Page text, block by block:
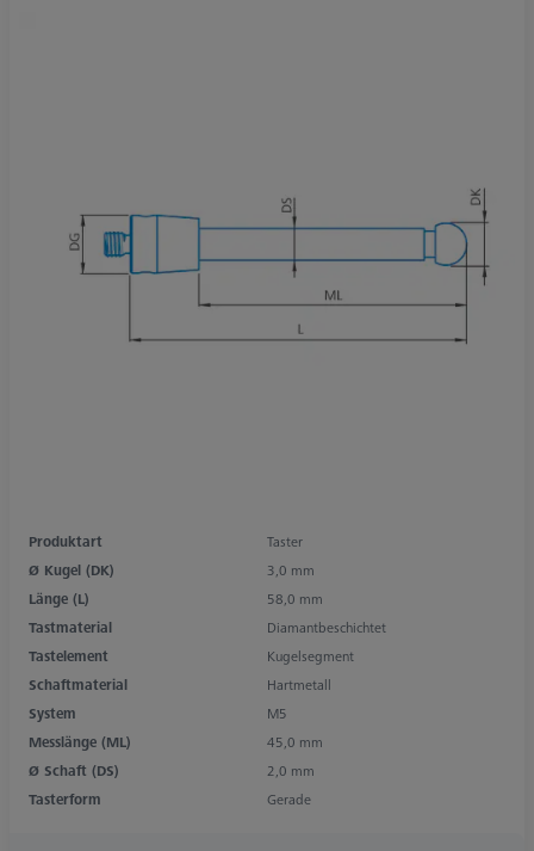
Produktart
Taster
Ø Kugel (DK)
3,0 mm
Länge (L)
58,0 mm
Tastmaterial
Diamantbeschichtet
Tastelement
Kugelsegment
Schaftmaterial
Hartmetall
System
M5
Messlänge (ML)
45,0 mm
Ø Schaft (DS)
2,0 mm
Tasterform
Gerade